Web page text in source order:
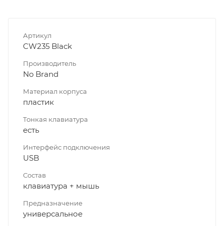
Артикул
CW235 Black
Производитель
No Brand
Материал корпуса
пластик
Тонкая клавиатура
есть
Интерфейс подключения
USB
Состав
клавиатура + мышь
Предназначение
универсальное